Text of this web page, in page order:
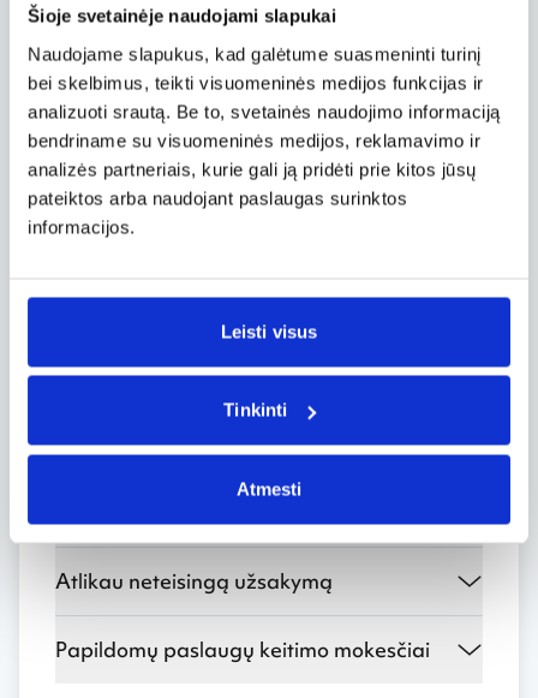
Šioje svetainėje naudojami slapukai
Naudojame slapukus, kad galėtume suasmeninti turinį
bei skelbimus, teikti visuomeninės medijos funkcijas ir
analizuoti srautą. Be to, svetainės naudojimo informaciją
bendriname su visuomeninės medijos, reklamavimo ir
analizės partneriais, kurie gali ją pridėti prie kitos jūsų
pateiktos arba naudojant paslaugas surinktos
informacijos.
Leisti visus
Tinkinti
Atmesti
maršrutą?
Jūsų skrydis buvo atidėtas arba
atšauktas
Kiek kainuoja pakeisti skrydį?
Ar turėsiu papildomai mokėti, jei
norėsiu atšaukti bilietą?
Kliento duomenų keitimas
Ar galima pakeisti biliete nurodytą
Atlikau neteisingą užsakymą
Papildomų paslaugų keitimo mokesčiai